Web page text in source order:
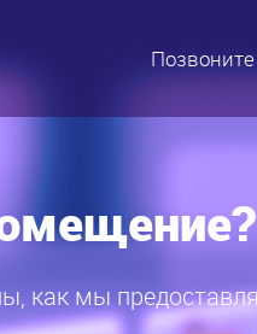
как мы